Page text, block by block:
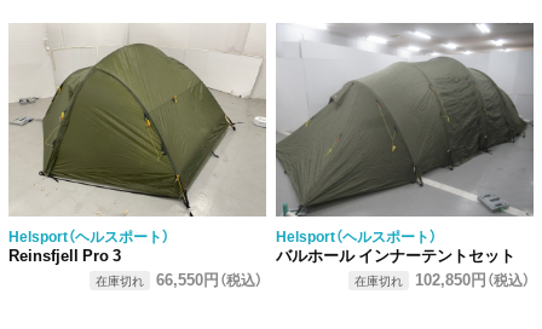
Helsport（ヘルスポート）
Reinsfjell Pro 3
在庫切れ 66,550円（税込）
Helsport（ヘルスポート）
バルホール インナーテントセット
在庫切れ 102,850円（税込）